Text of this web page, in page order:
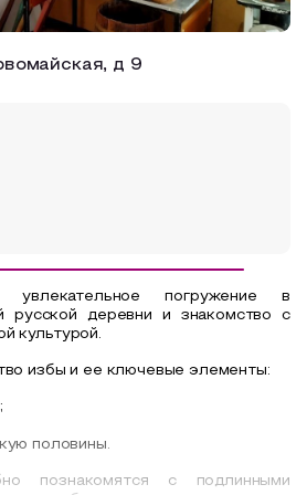
д 9
увлекательное погружение в
русской деревни и знакомство с
культурой.
избы и ее ключевые элементы:
половины.
познакомятся с подлинными